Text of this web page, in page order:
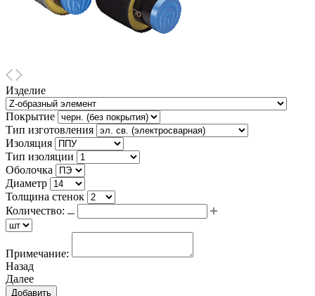
Изделие
Покрытие
Тип изготовления
Изоляция
Тип изоляции
Оболочка
Диаметр
Толщина стенок
Количество:
Примечание:
Назад
Далее